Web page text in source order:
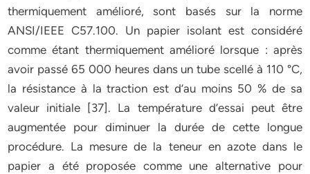
thermiquement amélioré, sont basés sur la norme
ANSI/IEEE C57.100. Un papier isolant est considéré
comme étant thermiquement amélioré lorsque : après
avoir passé 65 000 heures dans un tube scellé à 110 °C,
la résistance à la traction est d’au moins 50 % de sa
valeur initiale [37]. La température d’essai peut être
augmentée pour diminuer la durée de cette longue
procédure. La mesure de la teneur en azote dans le
papier a été proposée comme une alternative pour